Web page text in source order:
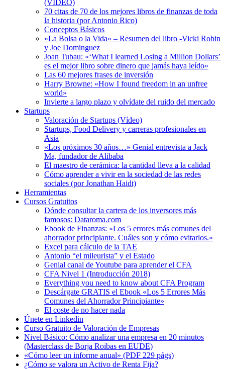
(VÍDEO)
70 citas de 70 de los mejores libros de finanzas de toda
la historia (por Antonio Rico)
Conceptos Básicos
«La Bolsa o la Vida» – Resumen del libro -Vicki Robin
y Joe Dominguez
Joan Tubau: «‘What I learned Losing a Million Dollars’
es el mejor libro sobre dinero que jamás haya leído»
Las 60 mejores frases de inversión
Harry Browne: «How I found freedom in an unfree
world»
Invierte a largo plazo y olvídate del ruido del mercado
Startups
Valoración de Startups (Vídeo)
Startups, Food Delivery y carreras profesionales en
Asia
«Los próximos 30 años…» Genial entrevista a Jack
Ma, fundador de Alibaba
El maestro de cerámica: la cantidad lleva a la calidad
Cómo aprender a vivir en la sociedad de las redes
sociales (por Jonathan Haidt)
Herramientas
Cursos Gratuitos
Dónde consultar la cartera de los inversores más
famosos: Dataroma.com
Ebook de Finanzas: «Los 5 errores más comunes del
ahorrador principiante. Cuáles son y cómo evitarlos.»
Excel para cálculo de la TAE
Antonio “el mileurista” y el Estado
Genial canal de Youtube para aprender el CFA
CFA Nivel 1 (Introducción 2018)
Everything you need to know about CFA Program
Descárgate GRATIS el Ebook «Los 5 Errores Más
Comunes del Ahorrador Principiante»
El coste de no hacer nada
Únete en Linkedin
Curso Gratuito de Valoración de Empresas
Nivel Básico: Cómo analizar una empresa en 20 minutos
(Masterclass de Borja Roibas en EUDE)
«Cómo leer un informe anual» (PDF 229 págs)
¿Cómo se valora un Activo de Renta Fija?